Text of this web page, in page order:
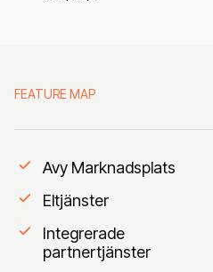
FEATURE MAP
Avy Marknadsplats
Eltjänster
Integrerade
partnertjänster